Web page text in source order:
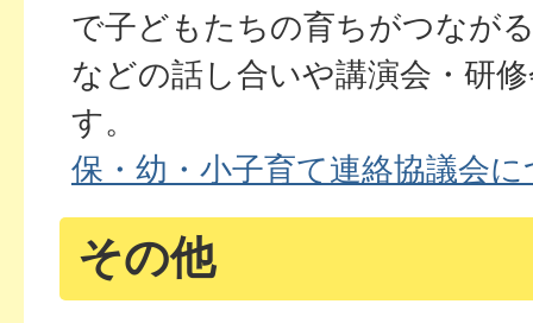
で子どもたちの育ちがつなが
などの話し合いや講演会・研
す。
保・幼・小子育て連絡協議会
その他